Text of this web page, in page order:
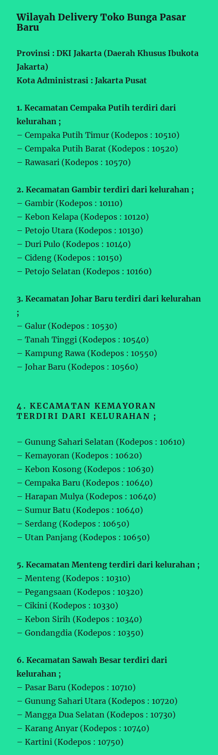
Wilayah Delivery Toko Bunga Pasar
Baru
Provinsi : DKI Jakarta (Daerah Khusus Ibukota
Jakarta)
Kota Administrasi : Jakarta Pusat
1. Kecamatan Cempaka Putih terdiri dari
kelurahan ;
– Cempaka Putih Timur (Kodepos : 10510)
– Cempaka Putih Barat (Kodepos : 10520)
– Rawasari (Kodepos : 10570)
2. Kecamatan Gambir terdiri dari kelurahan ;
– Gambir (Kodepos : 10110)
– Kebon Kelapa (Kodepos : 10120)
– Petojo Utara (Kodepos : 10130)
– Duri Pulo (Kodepos : 10140)
– Cideng (Kodepos : 10150)
– Petojo Selatan (Kodepos : 10160)
3. Kecamatan Johar Baru terdiri dari kelurahan
;
– Galur (Kodepos : 10530)
– Tanah Tinggi (Kodepos : 10540)
– Kampung Rawa (Kodepos : 10550)
– Johar Baru (Kodepos : 10560)
4. KECAMATAN KEMAYORAN
TERDIRI DARI KELURAHAN ;
– Gunung Sahari Selatan (Kodepos : 10610)
– Kemayoran (Kodepos : 10620)
– Kebon Kosong (Kodepos : 10630)
– Cempaka Baru (Kodepos : 10640)
– Harapan Mulya (Kodepos : 10640)
– Sumur Batu (Kodepos : 10640)
– Serdang (Kodepos : 10650)
– Utan Panjang (Kodepos : 10650)
5. Kecamatan Menteng terdiri dari kelurahan ;
– Menteng (Kodepos : 10310)
– Pegangsaan (Kodepos : 10320)
– Cikini (Kodepos : 10330)
– Kebon Sirih (Kodepos : 10340)
– Gondangdia (Kodepos : 10350)
6. Kecamatan Sawah Besar terdiri dari
kelurahan ;
– Pasar Baru (Kodepos : 10710)
– Gunung Sahari Utara (Kodepos : 10720)
– Mangga Dua Selatan (Kodepos : 10730)
– Karang Anyar (Kodepos : 10740)
– Kartini (Kodepos : 10750)